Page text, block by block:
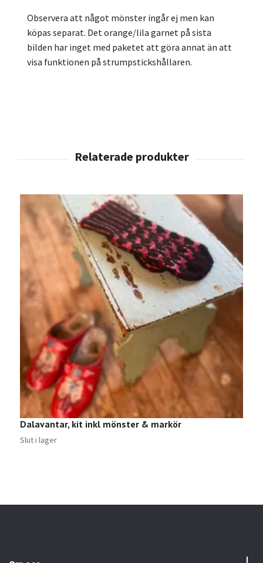
Observera att något mönster ingår ej men kan
köpas separat. Det orange/lila garnet på sista
bilden har inget med paketet att göra annat än att
visa funktionen på strumpstickshållaren.
Dalavantar, kit inkl mönster & markör
Slut i lager